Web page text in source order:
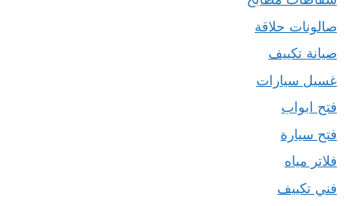
صالونات حلاقة
صيانة تكييف
غسيل سيارات
فتح ابواب
فتح سيارة
فلاتر مياه
فني تكييف